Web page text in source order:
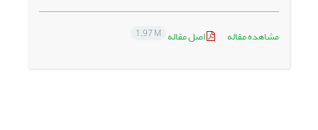
مشاهده مقاله اصل مقاله 1.97 M